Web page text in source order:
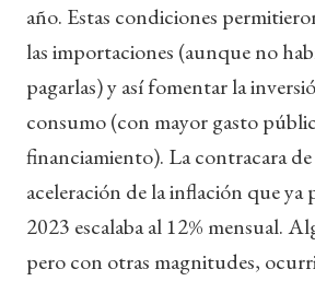
año. Estas condiciones
las importaciones (aunque no
pagarlas) y así fomentar la
consumo (con mayor gasto
financiamiento). La contracara
aceleración de la inflación que ya
2023 escalaba al 12% mensual.
pero con otras magnitudes,